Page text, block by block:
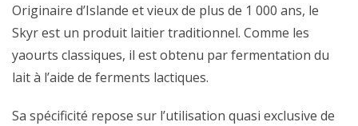
Originaire d’Islande et vieux de plus de 1 000 ans, le
Skyr est un produit laitier traditionnel. Comme les
yaourts classiques, il est obtenu par fermentation du
lait à l’aide de ferments lactiques.
Sa spécificité repose sur l’utilisation quasi exclusive de